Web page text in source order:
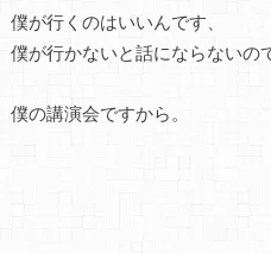
僕が行くのはいいんです、
僕が行かないと話にならないの
僕の講演会ですから。